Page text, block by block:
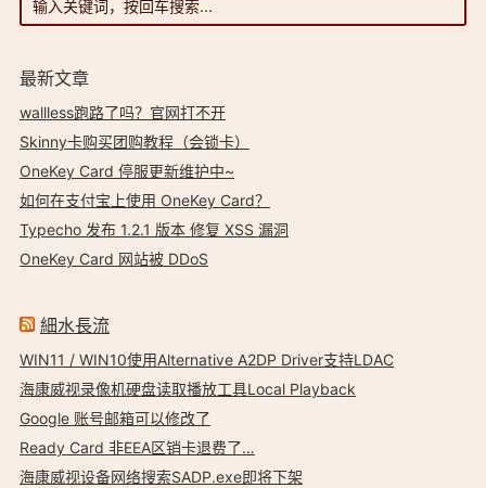
最新文章
wallless跑路了吗？官网打不开
Skinny卡购买团购教程（会锁卡）
OneKey Card 停服更新维护中~
如何在支付宝上使用 OneKey Card？
Typecho 发布 1.2.1 版本 修复 XSS 漏洞
OneKey Card 网站被 DDoS
細水長流
WIN11 / WIN10使用Alternative A2DP Driver支持LDAC
海康威视录像机硬盘读取播放工具Local Playback
Google 账号邮箱可以修改了
Ready Card 非EEA区销卡退费了…
海康威视设备网络搜索SADP.exe即将下架